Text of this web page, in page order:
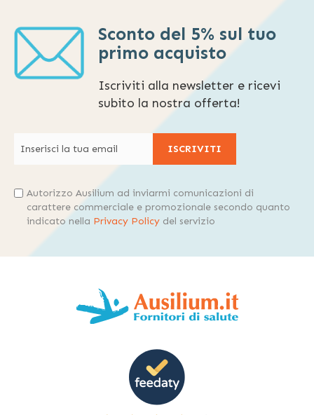
Sconto del 5% sul tuo
primo acquisto
Iscriviti alla newsletter e ricevi
subito la nostra offerta!
ISCRIVITI
Autorizzo Ausilium ad inviarmi comunicazioni di
carattere commerciale e promozionale secondo quanto
indicato nella Privacy Policy del servizio